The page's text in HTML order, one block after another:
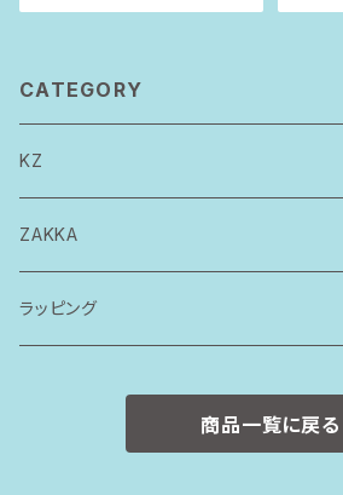
CATEGORY
KZ
トップス
ボトムス
ZAKKA
ラッピング
商品一覧に戻る